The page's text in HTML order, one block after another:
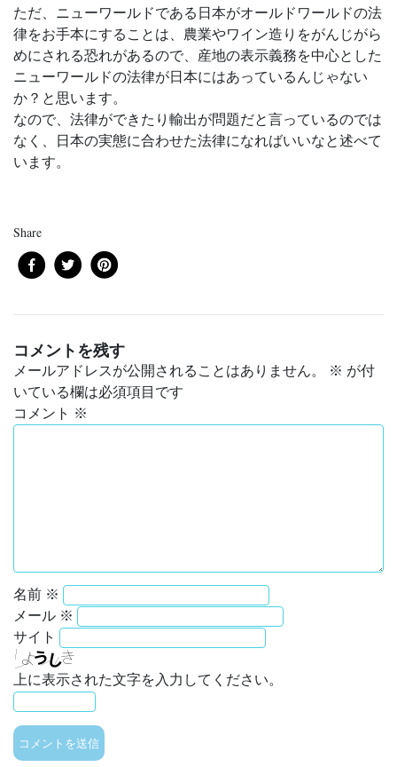
ただ、ニューワールドである日本がオールドワールドの法
律をお手本にすることは、農業やワイン造りをがんじがら
めにされる恐れがあるので、産地の表示義務を中心とした
ニューワールドの法律が日本にはあっているんじゃない
か？と思います。
なので、法律ができたり輸出が問題だと言っているのでは
なく、日本の実態に合わせた法律になればいいなと述べて
います。
Share
コメントを残す
メールアドレスが公開されることはありません。 ※ が付
いている欄は必須項目です
コメント ※
名前 ※
メール ※
サイト
上に表示された文字を入力してください。